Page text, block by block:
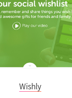
Wishly